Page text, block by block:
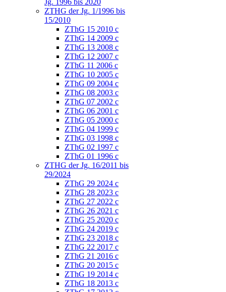
Jg. 1996 bis 2020
ZTHG der Jg. 1/1996 bis
15/2010
ZThG 15 2010 c
ZThG 14 2009 c
ZThG 13 2008 c
ZThG 12 2007 c
ZThG 11 2006 c
ZThG 10 2005 c
ZThG 09 2004 c
ZThG 08 2003 c
ZThG 07 2002 c
ZThG 06 2001 c
ZThG 05 2000 c
ZThG 04 1999 c
ZThG 03 1998 c
ZThG 02 1997 c
ZThG 01 1996 c
ZTHG der Jg. 16/2011 bis
29/2024
ZThG 29 2024 c
ZThG 28 2023 c
ZThG 27 2022 c
ZThG 26 2021 c
ZThG 25 2020 c
ZThG 24 2019 c
ZThG 23 2018 c
ZThG 22 2017 c
ZThG 21 2016 c
ZThG 20 2015 c
ZThG 19 2014 c
ZThG 18 2013 c